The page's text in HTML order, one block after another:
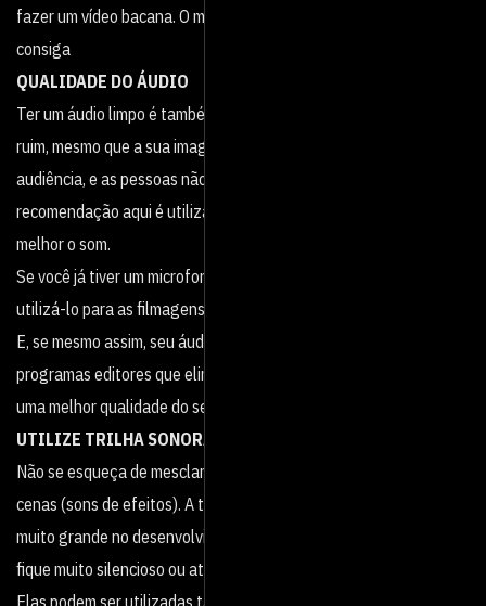
fazer um vídeo bacana. O mais importante é ter um aparelho que
consiga
QUALIDADE DO ÁUDIO
Ter um áudio limpo é também superimportante. Se o áudio estiver
ruim, mesmo que a sua imagem tenha qualidade, o vídeo perde
audiência, e as pessoas não vão querer assistir até o final. A
recomendação aqui é utilizar um microfone externo para captar
melhor o som.
Se você já tiver um microfone portátil em casa, também consegue
utilizá-lo para as filmagens.
E, se mesmo assim, seu áudio continuar com ruídos, utilize
programas editores que eliminam o chiado do som para garantir
uma melhor qualidade do seu vídeo.
UTILIZE TRILHA SONORA
Não se esqueça de mesclar sons ambientes e/ou músicas às
cenas (sons de efeitos). A trilha sonora em si, possui um peso
muito grande no desenvolvimento do vídeo, ela evita que o clima
fique muito silencioso ou até mesmo tedioso.
Elas podem ser utilizadas também para intensificar a emoção de